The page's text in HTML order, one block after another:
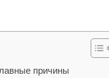
причины